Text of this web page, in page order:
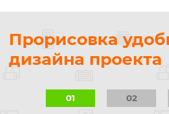
Прорисовка
дизайна проекта
01 02